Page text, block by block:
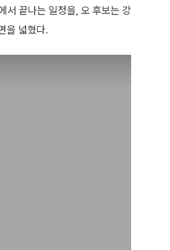
서 끝나는 일정을, 오 후보는 강
을 넓혔다.